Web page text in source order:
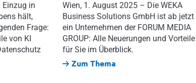
in
hält,
Frage:
von KI
Wien, 1. August 2025 – Die WEKA
Business Solutions GmbH ist ab jetzt
ein Unternehmen der FORUM MEDIA
GROUP: Alle Neuerungen und Vorteile
für Sie im Überblick.
Zum Thema